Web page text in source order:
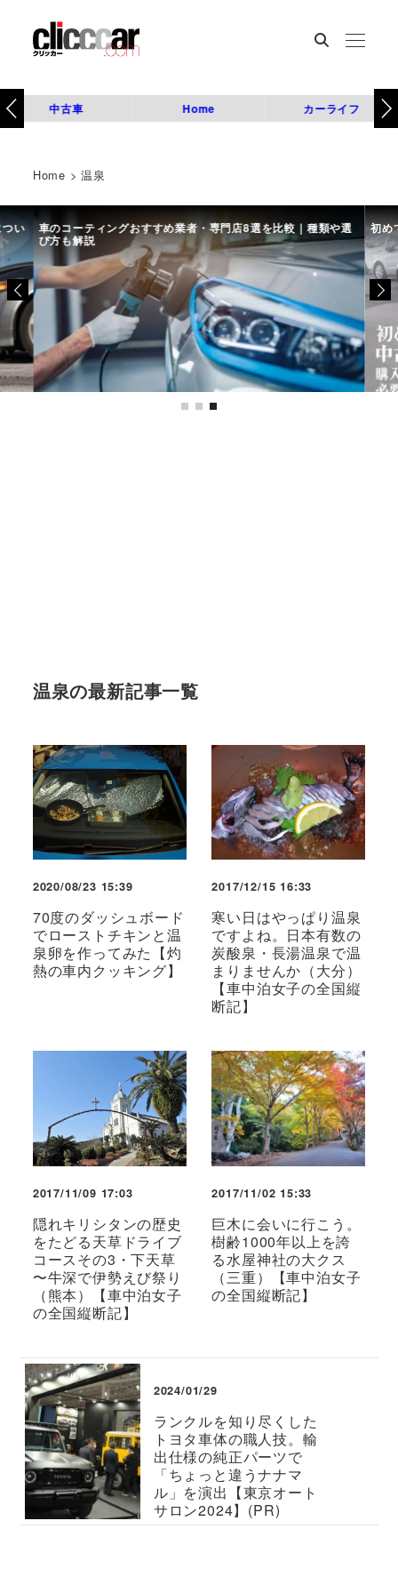
中古車 Home カーライフ
Home >温泉
い 車のコーティングおすすめ業者・専門店8選を比較｜種類や選
び方も解説
初め
温泉の最新記事一覧
2020/08/23 15:39
70度のダッシュボード
でローストチキンと温
泉卵を作ってみた【灼
熱の車内クッキング】
2017/12/15 16:33
寒い日はやっぱり温泉
ですよね。日本有数の
炭酸泉・長湯温泉で温
まりませんか（大分）
【車中泊女子の全国縦
断記】
2017/11/09 17:03
隠れキリシタンの歴史
をたどる天草ドライブ
コースその3・下天草
〜牛深で伊勢えび祭り
（熊本）【車中泊女子
の全国縦断記】
2017/11/02 15:33
巨木に会いに行こう。
樹齢1000年以上を誇
る水屋神社の大クス
（三重）【車中泊女子
の全国縦断記】
2024/01/29
ランクルを知り尽くした
トヨタ車体の職人技。輸
出仕様の純正パーツで
「ちょっと違うナナマ
ル」を演出【東京オート
サロン2024】(PR)